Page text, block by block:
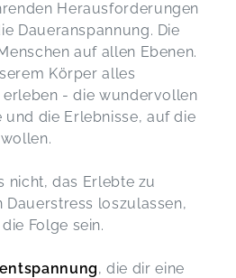
Herausforderungen
Daueranspannung. Die
auf allen Ebenen.
Körper alles
- die wundervollen
und die Erlebnisse, auf die
nicht, das Erlebte zu
loszulassen,
Folge sein.
, die dir eine